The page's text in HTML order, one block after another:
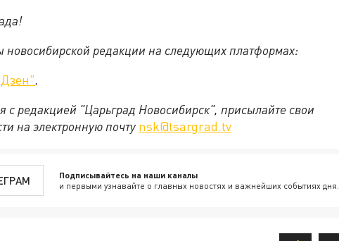
новосибирской редакции на следующих платформах:
.
с редакцией "Царьград Новосибирск", присылайте свои
на электронную почту nsk@tsargrad.tv
Подписывайтесь на наши каналы
и первыми узнавайте о главных новостях и важнейших событиях дня.